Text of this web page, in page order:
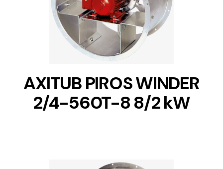
DETAILS
AXITUB PIROS WINDER
2/4-560T-8 8/2 kW